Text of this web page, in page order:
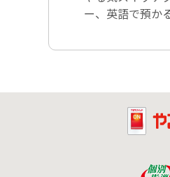
ー、英語で預か